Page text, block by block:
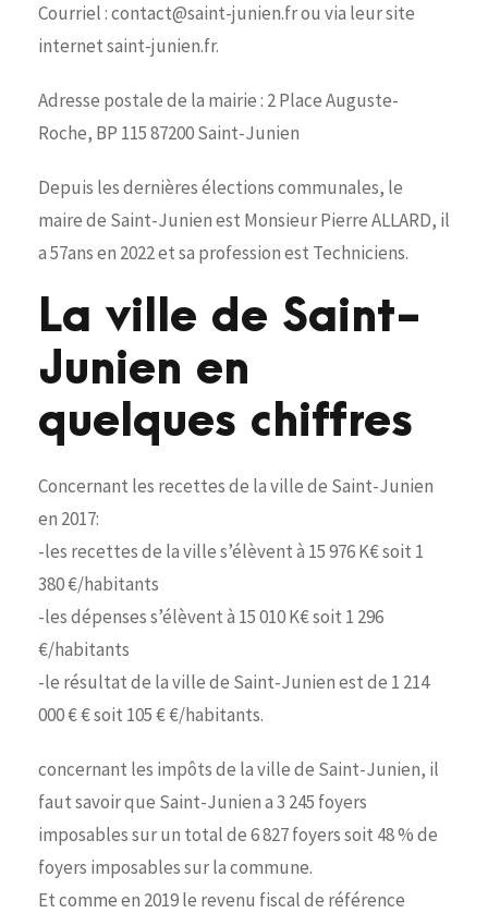
Courriel : contact@saint-junien.fr ou via leur site
internet saint-junien.fr.
Adresse postale de la mairie : 2 Place Auguste-
Roche, BP 115 87200 Saint-Junien
Depuis les dernières élections communales, le
maire de Saint-Junien est Monsieur Pierre ALLARD, il
a 57ans en 2022 et sa profession est Techniciens.
La ville de Saint-
Junien en
quelques chiffres
Concernant les recettes de la ville de Saint-Junien
en 2017:
-les recettes de la ville s’élèvent à 15 976 K€ soit 1
380 €/habitants
-les dépenses s’élèvent à 15 010 K€ soit 1 296
€/habitants
-le résultat de la ville de Saint-Junien est de 1 214
000 € € soit 105 € €/habitants.
concernant les impôts de la ville de Saint-Junien, il
faut savoir que Saint-Junien a 3 245 foyers
imposables sur un total de 6 827 foyers soit 48 % de
foyers imposables sur la commune.
Et comme en 2019 le revenu fiscal de référence